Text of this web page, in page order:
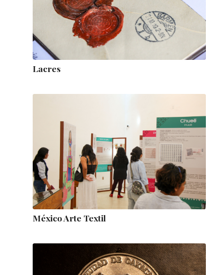
Lacres
México Arte Textil